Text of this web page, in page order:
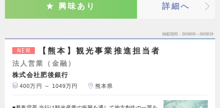
興味あり 詳細へ
掲載期間 26/08/06～26/08/19
NEW 【熊本】観光事業推進担当者
法人営業（金融）
株式会社肥後銀行
400万円 ～ 1049万円 熊本県